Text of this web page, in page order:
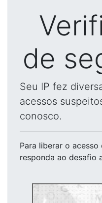
de
Seu IP fez
acessos
conosco.
Para liberar o acesso
responda ao desafio